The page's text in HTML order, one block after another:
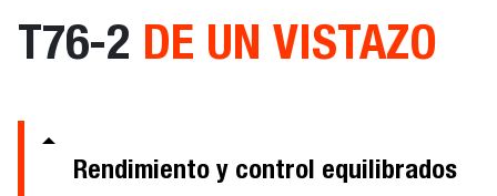
T76-2 DE UN VISTAZO
Rendimiento y control equilibrados